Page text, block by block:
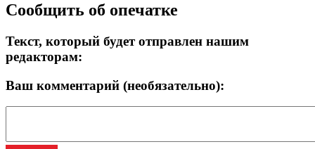
Сообщить об опечатке
Текст, который будет отправлен нашим
редакторам:
Ваш комментарий (необязательно):